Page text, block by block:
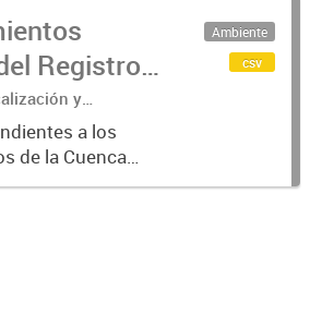
Registro
de
2023)
y
a los
de la Cuenca
excluidos del
Ambiente
csv